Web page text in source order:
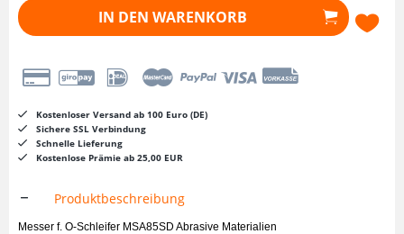
IN DEN WARENKORB
Kostenloser Versand ab 100 Euro (DE)
Sichere SSL Verbindung
Schnelle Lieferung
Kostenlose Prämie ab 25,00 EUR
Produktbeschreibung
Messer f. O-Schleifer MSA85SD Abrasive Materialien